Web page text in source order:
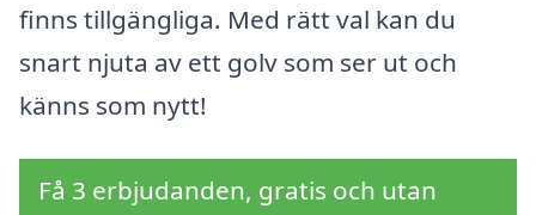
finns tillgängliga. Med rätt val kan du
snart njuta av ett golv som ser ut och
känns som nytt!
Få 3 erbjudanden, gratis och utan